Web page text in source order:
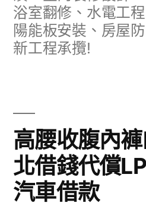
浴室翻修、水電工
陽能板安裝、房屋
新工程承攬!
高腰收腹內
北借錢代償
汽車借款